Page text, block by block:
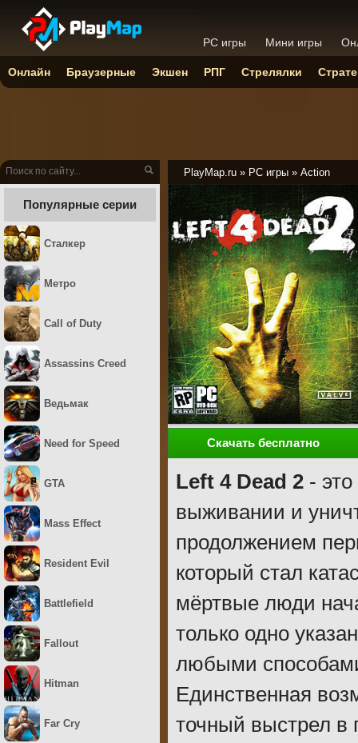
PlayMap.ru » PC игры » Action
Скачать бесплатно
Left 4 Dead 2 -
выживании и
продолжением
который стал
мёртвые люди
только одно
любыми
Единственная
точный выстрел в
Популярные серии
Сталкер
Метро
Call of Duty
Assassins Creed
Ведьмак
Need for Speed
GTA
Mass Effect
Resident Evil
Battlefield
Fallout
Hitman
Far Cry
PC игры Мини игры
Онлайн Браузерные Экшен РПГ Стрелялки